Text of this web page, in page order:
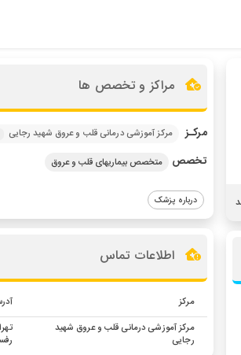
مراکز و تخصص ها
مرکـز مرکز آموزشی درمانی قلب و عروق شهید رجایی
تخصص متخصص بیماریهای قلب و عروق
درباره پزشک
اطلاعات تماس
مرکز
مرکز آموزشی درمانی قلب و عروق شهید
رجایی